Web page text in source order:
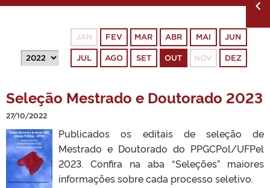
EDITAIS
INTERNACIONAL
PORTARIAS
JAN FEV MAR ABR MAI JUN
JUL AGO SET OUT NOV DEZ
Seleção Mestrado e Doutorado 2023
27/10/2022
Publicados os editais de seleção de
Mestrado e Doutorado do PPGCPol/UFPel
2023. Confira na aba “Seleções” maiores
informações sobre cada processo seletivo.